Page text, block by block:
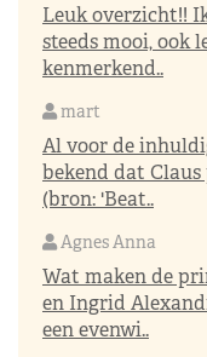
Leuk overzicht!!
steeds mooi, ook
kenmerkend..
mart
Al voor de
bekend dat
(bron: 'Beat..
Agnes Anna
Wat maken de
en Ingrid
een evenwi..